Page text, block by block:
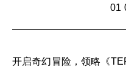
01
开启奇幻冒险，领略《